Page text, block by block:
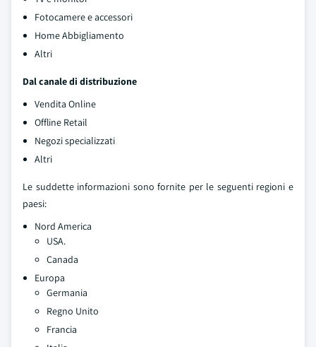
Fotocamere e accessori
Home Abbigliamento
Altri
Dal canale di distribuzione
Vendita Online
Offline Retail
Negozi specializzati
Altri
Le suddette informazioni sono fornite per le seguenti regioni e
paesi:
Nord America
USA.
Canada
Europa
Germania
Regno Unito
Francia